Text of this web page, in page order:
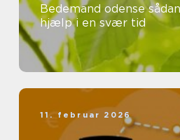
Bedemand odense sådan får du tryg
hjælp i en svær tid
11. februar 2026